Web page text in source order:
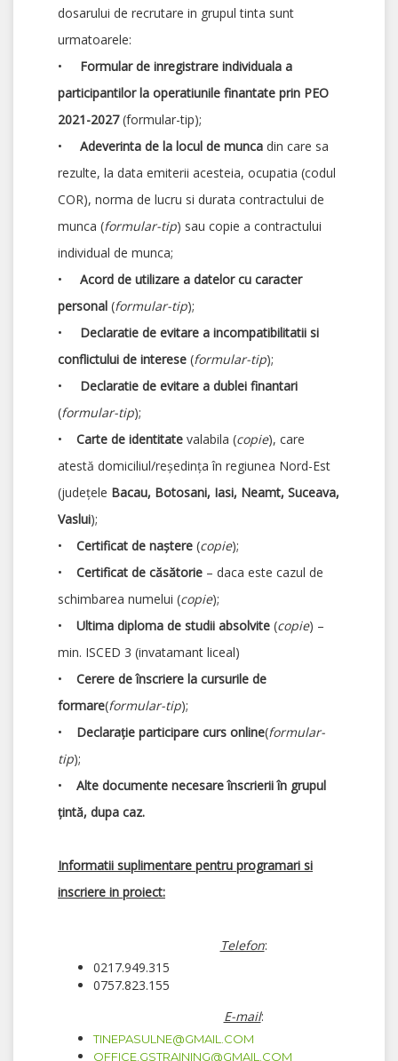
dosarului de recrutare in grupul tinta sunt
urmatoarele:
• Formular de inregistrare individuala a
participantilor la operatiunile finantate prin PEO
2021-2027(formular-tip);
• Adeverinta de la locul de munca din care sa
rezulte, la data emiterii acesteia, ocupatia (codul
COR), norma de lucru si durata contractului de
munca (formular-tip) sau copie a contractului
individual de munca;
• Acord de utilizare a datelor cu caracter
personal (formular-tip);
• Declaratie de evitare a incompatibilitatii si
conflictului de interese (formular-tip);
• Declaratie de evitare a dublei finantari
(formular-tip);
• Carte de identitate valabila (copie), care
atestă domiciliul/reședința în regiunea Nord-Est
(județele Bacau, Botosani, Iasi, Neamt, Suceava,
Vaslui);
• Certificat de naștere (copie);
• Certificat de căsătorie – daca este cazul de
schimbarea numelui (copie);
• Ultima diploma de studii absolvite (copie) –
min. ISCED 3 (invatamant liceal)
• Cerere de înscriere la cursurile de
formare(formular-tip);
• Declarație participare curs online(formular-
tip);
• Alte documente necesare înscrierii în grupul
țintă, dupa caz.
Informatii suplimentare pentru programari si
inscriere in proiect:
Telefon:
0217.949.315
0757.823.155
E-mail:
TINEPASULNE@GMAIL.COM
OFFICE.GSTRAINING@GMAIL.COM